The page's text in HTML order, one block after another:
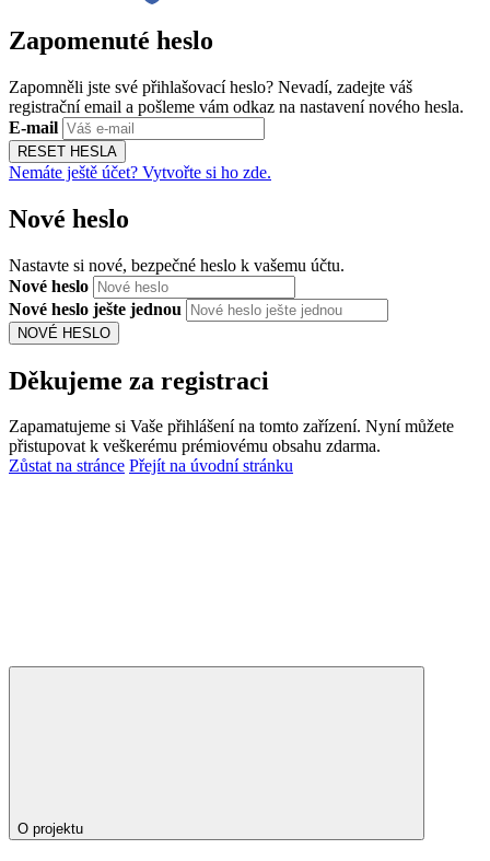
Zapomenuté heslo
Zapomněli jste své přihlašovací heslo? Nevadí, zadejte váš
registrační email a pošleme vám odkaz na nastavení nového hesla.
E-mail
RESET HESLA
Nemáte ještě účet? Vytvořte si ho zde.
Nové heslo
Nastavte si nové, bezpečné heslo k vašemu účtu.
Nové heslo
Nové heslo ješte jednou
NOVÉ HESLO
Děkujeme za registraci
Zapamatujeme si Vaše přihlášení na tomto zařízení. Nyní můžete
přistupovat k veškerému prémiovému obsahu zdarma.
Zůstat na stránce Přejít na úvodní stránku
O projektu